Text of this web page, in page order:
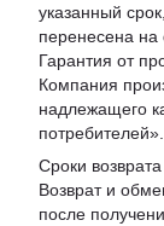
указанный
перенесена
Гарантия от
Компания
надлежащего
потребителей».
Сроки
Возврат и
после